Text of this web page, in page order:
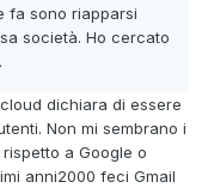
fa sono riapparsi
società. Ho cercato
dichiara di essere
Non mi sembrano i
a Google o
anni2000 feci Gmail